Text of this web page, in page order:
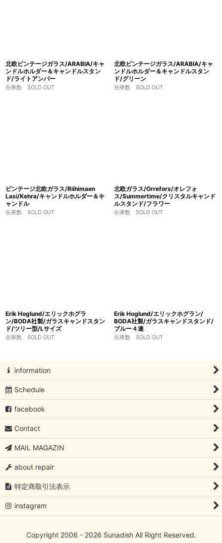
北欧ビンテージガラス/ARABIA/キャ
ンドルホルダー＆キャンドルスタン
ド/ライトアンバー
在庫数 SOLD OUT
北欧ビンテージガラス/ARABIA/キャ
ンドルホルダー＆キャンドルスタン
ド/グリーン
在庫数 SOLD OUT
ビンテージ北欧ガラス/Riihimaen
Lasi/Kehra/キャンドルホルダー＆キ
ャンドル
在庫数 SOLD OUT
北欧ガラス/Orrefors/オレフォ
ス/Summertime/クリスタルキャンド
ルスタンド/フラワー
在庫数 SOLD OUT
Erik Hoglund/エリックホグラ
ン/BODA社製/ガラスキャンドスタン
ド/ツリー型/Lサイズ
在庫数 SOLD OUT
Erik Hoglund/エリックホグラン/
BODA社製/ガラスキャンドスタンド/
ブルー４連
在庫数 SOLD OUT
information
Schedule
facebook
Contact
MAIL MAGAZIN
about repair
特定商取引法表示
instagram
Copyright 2006 - 2026 Sunadish All Right Reserved.